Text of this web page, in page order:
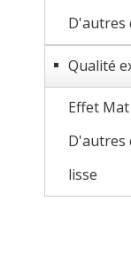
D'autres
Qualité
Effet Mat
D'autres
lisse